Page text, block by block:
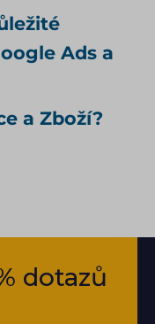
Ads a
a Zboží?
dotazů